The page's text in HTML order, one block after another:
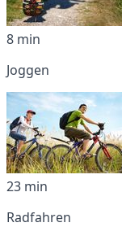
8 min
Joggen
23 min
Radfahren